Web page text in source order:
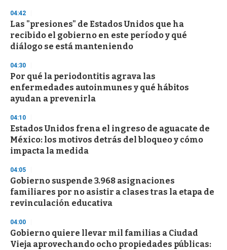
04:42
Las "presiones" de Estados Unidos que ha
recibido el gobierno en este período y qué
diálogo se está manteniendo
04:30
Por qué la periodontitis agrava las
enfermedades autoinmunes y qué hábitos
ayudan a prevenirla
04:10
Estados Unidos frena el ingreso de aguacate de
México: los motivos detrás del bloqueo y cómo
impacta la medida
04:05
Gobierno suspende 3.968 asignaciones
familiares por no asistir a clases tras la etapa de
revinculación educativa
04:00
Gobierno quiere llevar mil familias a Ciudad
Vieja aprovechando ocho propiedades públicas: